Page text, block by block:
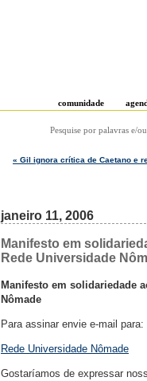
comunidade
Pesquise por palavras e/
« Gil ignora crítica de Caetano e
janeiro 11, 2006
Manifesto em
Rede Universidade
Manifesto em solidariedade
Nômade
Para assinar envie e-mail para:
Rede Universidade Nômade
Gostaríamos de expressar